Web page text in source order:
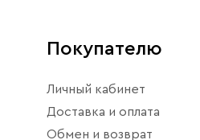
Покупателю
Личный кабинет
Доставка и оплата
Обмен и возврат